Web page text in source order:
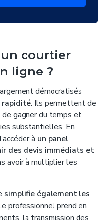
courtier
ligne ?
démocratisés
rapidité. Ils permettent de
gagner du temps et
substantielles. En
à un panel
des devis immédiats et
avoir à multiplier les
simplifie également les
professionnel prend en
la transmission des